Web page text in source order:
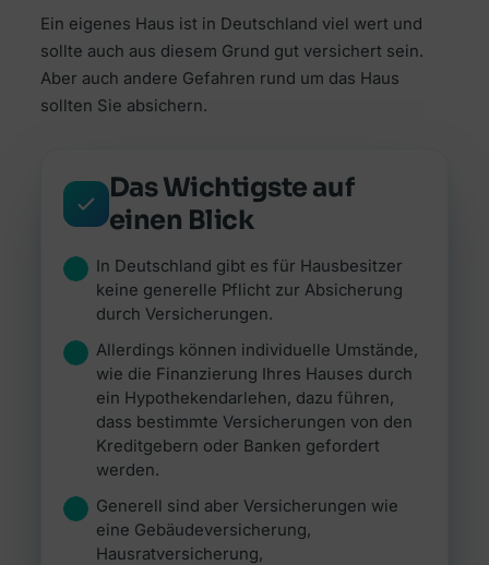
Zur Übersicht Versicherung →
Jetzt vergleichen →
Zur Übersicht Investment & Sparen →
Alle Artikel durchsuchen & filtern.
Ein eigenes Haus ist in Deutschland viel wert und
sollte auch aus diesem Grund gut versichert sein.
Aber auch andere Gefahren rund um das Haus
sollten Sie absichern.
Das Wichtigste auf
einen Blick
In Deutschland gibt es für Hausbesitzer
keine generelle Pflicht zur Absicherung
durch Versicherungen.
Allerdings können individuelle Umstände,
wie die Finanzierung Ihres Hauses durch
ein Hypothekendarlehen, dazu führen,
dass bestimmte Versicherungen von den
Kreditgebern oder Banken gefordert
werden.
Generell sind aber Versicherungen wie
eine Gebäudeversicherung,
Hausratversicherung,